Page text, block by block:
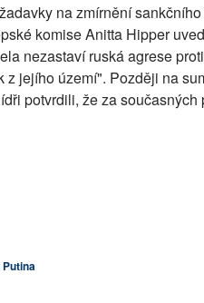
na zmírnění
komise Anitta Hipper
nezastaví ruská agrese
jejího území". Později na
potvrdili, že za současných